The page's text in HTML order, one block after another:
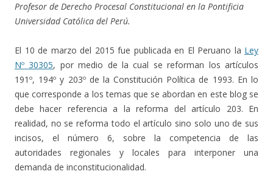
Profesor de Derecho Procesal Constitucional en la Pontificia
Universidad Católica del Perú.
El 10 de marzo del 2015 fue publicada en El Peruano la Ley
Nº 30305, por medio de la cual se reforman los artículos
191º, 194º y 203º de la Constitución Política de 1993. En lo
que corresponde a los temas que se abordan en este blog se
debe hacer referencia a la reforma del artículo 203. En
realidad, no se reforma todo el artículo sino solo uno de sus
incisos, el número 6, sobre la competencia de las
autoridades regionales y locales para interponer una
demanda de inconstitucionalidad.